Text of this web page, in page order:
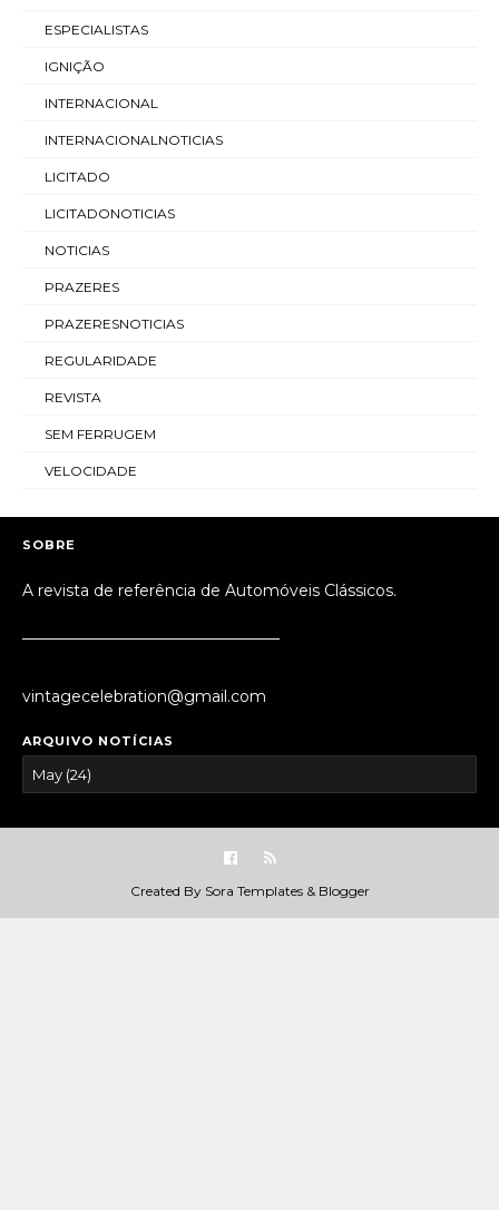
ESPECIALISTAS
IGNIÇÃO
INTERNACIONAL
INTERNACIONALNOTICIAS
LICITADO
LICITADONOTICIAS
NOTICIAS
PRAZERES
PRAZERESNOTICIAS
REGULARIDADE
REVISTA
SEM FERRUGEM
VELOCIDADE
SOBRE
A revista de referência de Automóveis Clássicos.
vintagecelebration@gmail.com
ARQUIVO NOTÍCIAS
Created By Sora Templates& Blogger